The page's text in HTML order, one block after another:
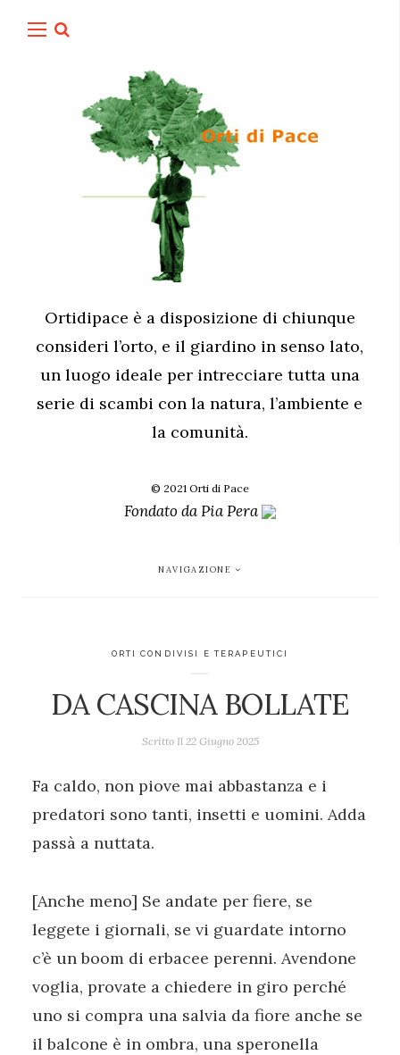
Ortidipace è a disposizione di chiunque
consideri l’orto, e il giardino in senso lato,
un luogo ideale per intrecciare tutta una
serie di scambi con la natura, l’ambiente e
la comunità.
© 2021 Orti di Pace
Fondato daPia Pera
NAVIGAZIONE
ORTI CONDIVISI E TERAPEUTICI
DA CASCINA BOLLATE
Scritto Il 22 Giugno 2025
Fa caldo, non piove mai abbastanza e i
predatori sono tanti, insetti e uomini. Adda
passà a nuttata.
[Anche meno] Se andate per fiere, se
leggete i giornali, se vi guardate intorno
c’è un boom di erbacee perenni. Avendone
voglia, provate a chiedere in giro perché
uno si compra una salvia da fiore anche se
il balcone è in ombra, una speronella